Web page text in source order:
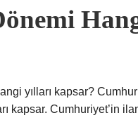
yılları kapsar?
kapsar. Cumhuriyet’in